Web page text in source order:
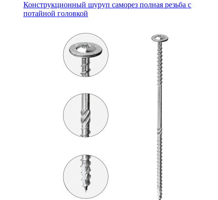
Конструкционный шуруп саморез полная резьба с
потайной головкой